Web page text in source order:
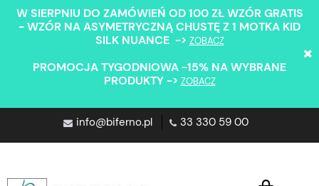
W SIERPNIU DO ZAMÓWIEŃ OD 100 ZŁ WZÓR GRATIS
- WZÓR NA ASYMETRYCZNĄ CHUSTĘ Z 1 MOTKA KID
SILK NUANCE -> ZOBACZ
PROMOCJA TYGODNIOWA -15% NA WYBRANE
PRODUKTY -> ZOBACZ
info@biferno.pl 33 330 59 00